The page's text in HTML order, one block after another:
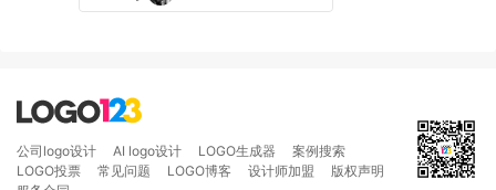
公司logo设计 AI logo设计 LOGO生成器
案例搜索
LOGO投票
常见问题 LOGO博客 设计师加盟
版权声明